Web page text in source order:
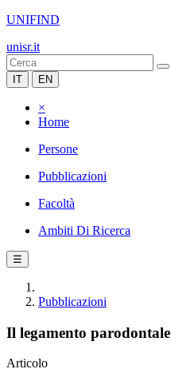
UNIFIND
unisr.it
IT EN
×
Home
Persone
Pubblicazioni
Facoltà
Ambiti Di Ricerca
☰
Pubblicazioni
Il legamento parodontale
Articolo